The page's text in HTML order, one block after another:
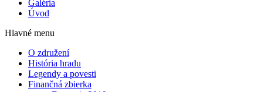
Galéria
Úvod
Hlavné menu
O združení
História hradu
Legendy a povesti
Finančná zbierka